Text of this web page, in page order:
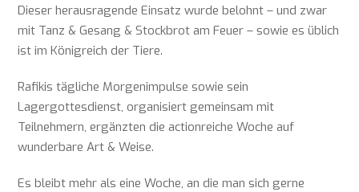
Dieser herausragende Einsatz wurde belohnt – und zwar
mit Tanz & Gesang & Stockbrot am Feuer – sowie es üblich
ist im Königreich der Tiere.
Rafikis tägliche Morgenimpulse sowie sein
Lagergottesdienst, organisiert gemeinsam mit
Teilnehmern, ergänzten die actionreiche Woche auf
wunderbare Art & Weise.
Es bleibt mehr als eine Woche, an die man sich gerne